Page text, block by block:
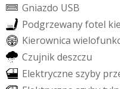
Gniazdo USB
Podgrzewanyfotel kie
Kierownica wielofunk
Czujnikdeszczu
Elektryczne szyby prz